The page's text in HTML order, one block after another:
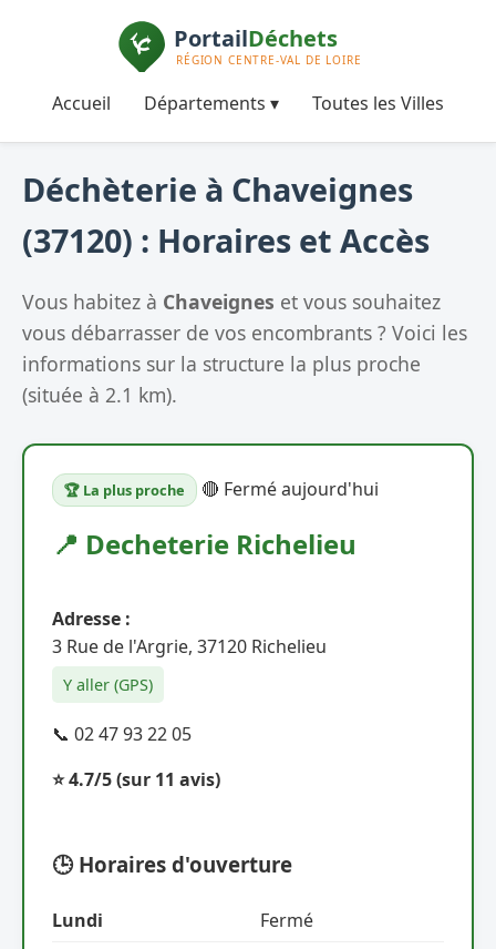
Accueil Départements ▾ Toutes les Villes
Déchèterie à Chaveignes
(37120) : Horaires et Accès
Vous habitez à Chaveignes et vous souhaitez
vous débarrasser de vos encombrants ? Voici les
informations sur la structure la plus proche
(située à 2.1 km).
🏆 La plus proche 🔴 Fermé aujourd'hui
📍 Decheterie Richelieu
Adresse :
3 Rue de l'Argrie, 37120 Richelieu
Y aller (GPS)
📞 02 47 93 22 05
⭐ 4.7/5(sur 11 avis)
🕒 Horaires d'ouverture
Lundi
Fermé